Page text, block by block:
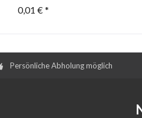
0,01 € *
Persönliche Abholung möglich